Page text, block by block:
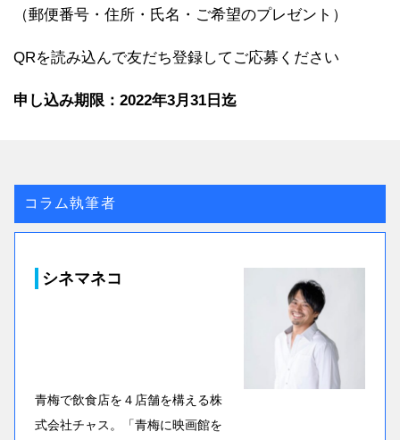
（郵便番号・住所・氏名・ご希望のプレゼント）
QRを読み込んで友だち登録してご応募ください
申し込み期限：2022年3月31日迄
コラム執筆者
シネマネコ
青梅で飲食店を４店舗を構える株
式会社チャス。「青梅に映画館を